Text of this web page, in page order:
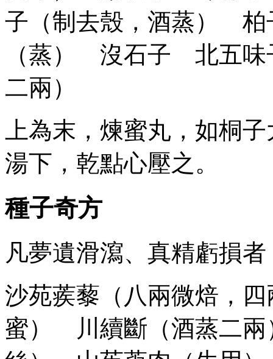
子（制去殼，酒蒸）
（蒸） 沒石子 北五味
二兩）
上為末，煉蜜丸，如桐
湯下，乾點心壓之。
種子奇方
凡夢遺滑瀉、真精虧損
沙苑蒺藜（八兩微焙，
蜜） 川續斷（酒蒸二